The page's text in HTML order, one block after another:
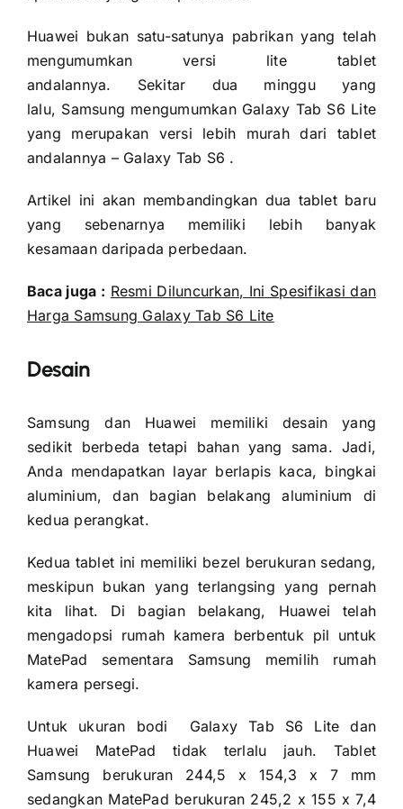
Huawei bukan satu-satunya pabrikan yang telah
mengumumkan versi lite tablet
andalannya. Sekitar dua minggu yang
lalu, Samsung mengumumkan Galaxy Tab S6 Lite
yang merupakan versi lebih murah dari tablet
andalannya – Galaxy Tab S6 .
Artikel ini akan membandingkan dua tablet baru
yang sebenarnya memiliki lebih banyak
kesamaan daripada perbedaan.
Baca juga : Resmi Diluncurkan, Ini Spesifikasi dan
Harga Samsung Galaxy Tab S6 Lite
Desain
Samsung dan Huawei memiliki desain yang
sedikit berbeda tetapi bahan yang sama. Jadi,
Anda mendapatkan layar berlapis kaca, bingkai
aluminium, dan bagian belakang aluminium di
kedua perangkat.
Kedua tablet ini memiliki bezel berukuran sedang,
meskipun bukan yang terlangsing yang pernah
kita lihat. Di bagian belakang, Huawei telah
mengadopsi rumah kamera berbentuk pil untuk
MatePad sementara Samsung memilih rumah
kamera persegi.
Untuk ukuran bodi Galaxy Tab S6 Lite dan
Huawei MatePad tidak terlalu jauh. Tablet
Samsung berukuran 244,5 x 154,3 x 7 mm
sedangkan MatePad berukuran 245,2 x 155 x 7,4